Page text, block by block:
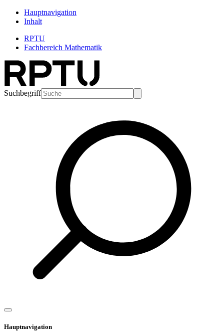
Hauptnavigation
Inhalt
RPTU
Fachbereich Mathematik
Suchbegriff
Hauptnavigation